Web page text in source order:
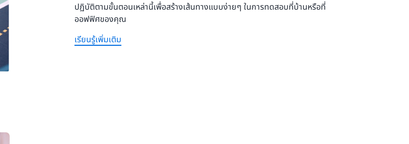
ปฏิบัติตามขั้นตอนเหล่านี้เพื่อสร้างเส้นทางแบบง่ายๆ ในการทดสอบที่บ้านหรือที่
ออฟฟิศของคุณ
เรียนรู้เพิ่มเติม